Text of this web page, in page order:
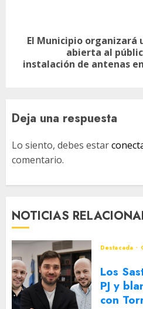
Siguiente
entrada:
El Municipio organizará
abierta al
instalación de antenas
Deja una respuesta
Lo siento, debes estar
comentario.
NOTICIAS
Destacada
Los
PJ y
con